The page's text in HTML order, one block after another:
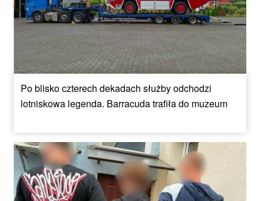
Po blisko czterech dekadach służby odchodzi
lotniskowa legenda. Barracuda trafiła do muzeum